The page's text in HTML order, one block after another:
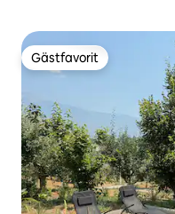
Gästfavorit
Gästfavorit